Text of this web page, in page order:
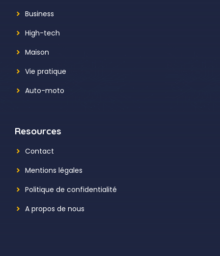
Business
High-tech
Maison
Vie pratique
Auto-moto
Resources
Contact
Mentions légales
Politique de confidentialité
A propos de nous